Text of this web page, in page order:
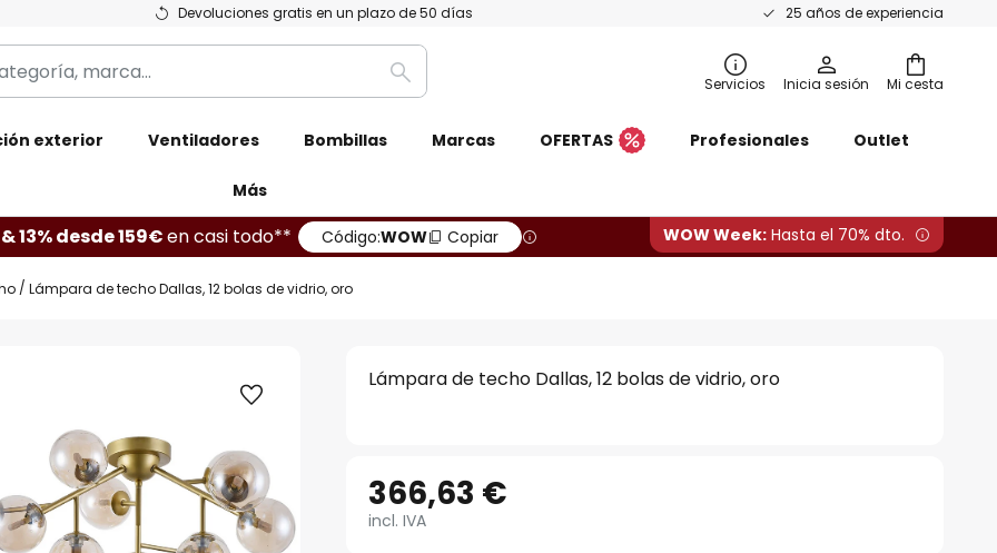
Devoluciones gratis en un plazo de 50 días 25 años de experiencia
Mi cesta
Buscar Servicios Inicia sesión
exterior Ventiladores Bombillas Marcas OFERTAS Profesionales Outlet
Más
13% desde 159€en casi todo** Código:WOW Copiar WOW Week: Hasta el 70% dto.
Lámpara de techo Dallas, 12 bolas de vidrio, oro
Lámpara de techo Dallas, 12 bolas de vidrio, oro
366,63 €
incl. IVA